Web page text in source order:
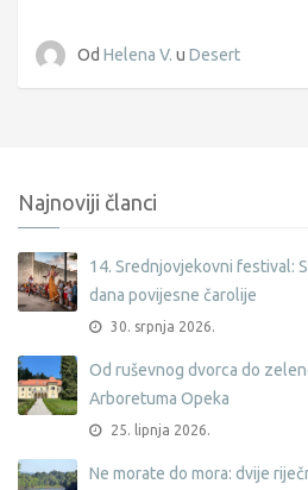
Od Helena V. u Desert
Najnoviji članci
14. Srednjovjekovni festival:
dana povijesne čarolije
30. srpnja 2026.
Od ruševnog dvorca do
Arboretuma Opeka
25. lipnja 2026.
Ne morate do mora: dvije